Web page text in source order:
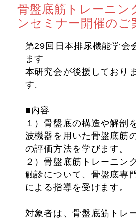
骨盤底筋トレーニン
ンセミナー開催のご
第29回日本排尿機能学会
ます
本研究会が後援しており
す。
■内容
１）骨盤底の構造や解剖
波機器を用いた骨盤底筋
の評価方法を学びます。
２）骨盤底筋トレーニン
触診について、骨盤底専
による指導を受けます。
対象者は、骨盤底筋トレ